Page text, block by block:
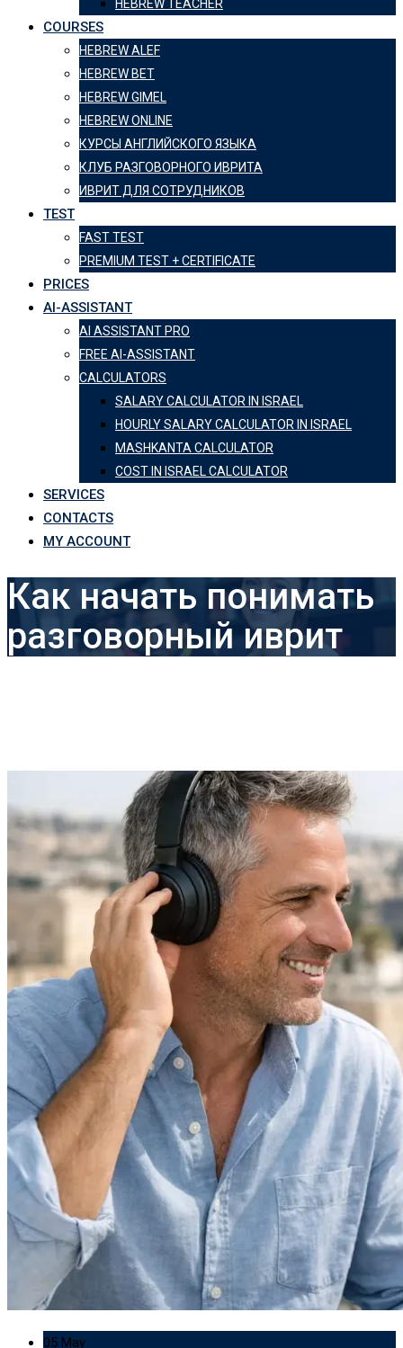
HEBREW TEACHER
COURSES
HEBREW ALEF
HEBREW BET
HEBREW GIMEL
HEBREW ONLINE
КУРСЫ АНГЛИЙСКОГО ЯЗЫКА
КЛУБ РАЗГОВОРНОГО ИВРИТА
ИВРИТ ДЛЯ СОТРУДНИКОВ
TEST
FAST TEST
PREMIUM TEST + CERTIFICATE
PRICES
AI-ASSISTANT
AI ASSISTANT PRO
FREE AI-ASSISTANT
CALCULATORS
SALARY CALCULATOR IN ISRAEL
HOURLY SALARY CALCULATOR IN ISRAEL
MASHKANTA CALCULATOR
COST IN ISRAEL CALCULATOR
SERVICES
CONTACTS
MY ACCOUNT
Как начать понимать
разговорный иврит
05 May